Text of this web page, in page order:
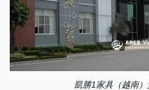
凱勝1家具（越南